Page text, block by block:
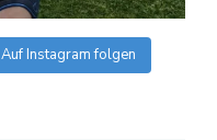
Auf Instagram folgen